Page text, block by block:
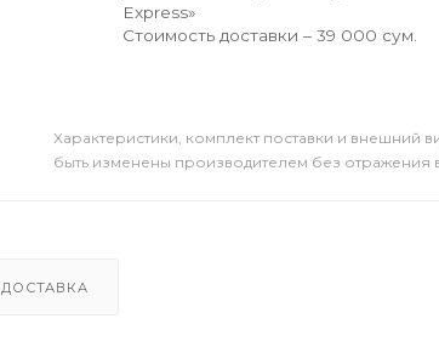
Express»
Стоимость доставки – 39 000 сум.
Xарактеристики, комплект поставки и внешний
быть изменены производителем без отражения в
ДОСТАВКА